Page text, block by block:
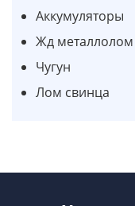
Аккумуляторы
Жд металлолом
Чугун
Лом свинца